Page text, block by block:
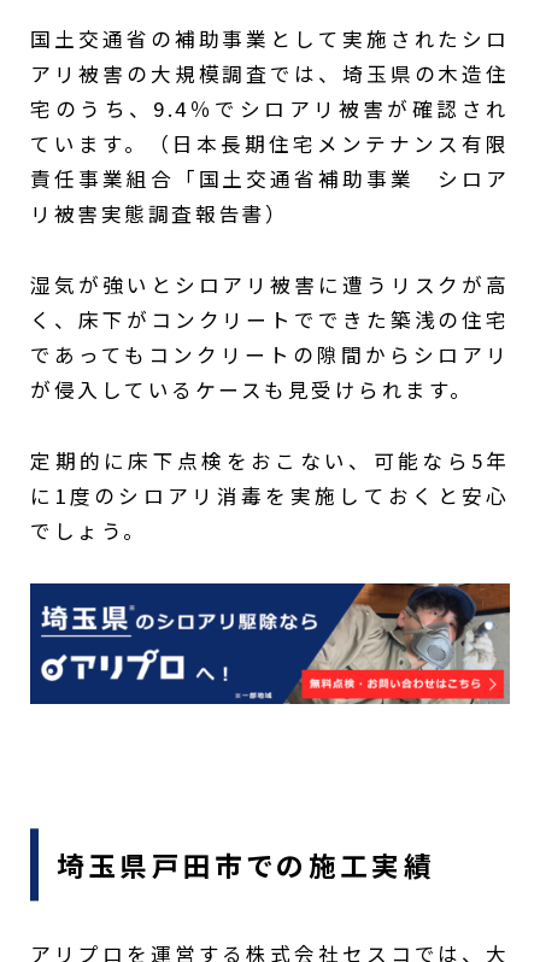
国土交通省の補助事業として実施されたシロ
アリ被害の大規模調査では、埼玉県の木造住
宅のうち、9.4％でシロアリ被害が確認され
ています。（日本長期住宅メンテナンス有限
責任事業組合「国土交通省補助事業 シロア
リ被害実態調査報告書）
湿気が強いとシロアリ被害に遭うリスクが高
く、床下がコンクリートでできた築浅の住宅
であってもコンクリートの隙間からシロアリ
が侵入しているケースも見受けられます。
定期的に床下点検をおこない、可能なら5年
に1度のシロアリ消毒を実施しておくと安心
でしょう。
埼玉県戸田市での施工実績
アリプロを運営する株式会社セスコでは、大